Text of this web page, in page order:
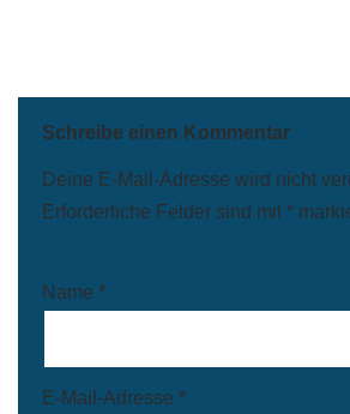
Schreibe einen Kommentar
Deine E-Mail-Adresse wird nicht
Erforderliche Felder sind mit *
Name *
E-Mail-Adresse *